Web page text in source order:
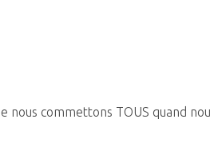
nous commettons TOUS quand